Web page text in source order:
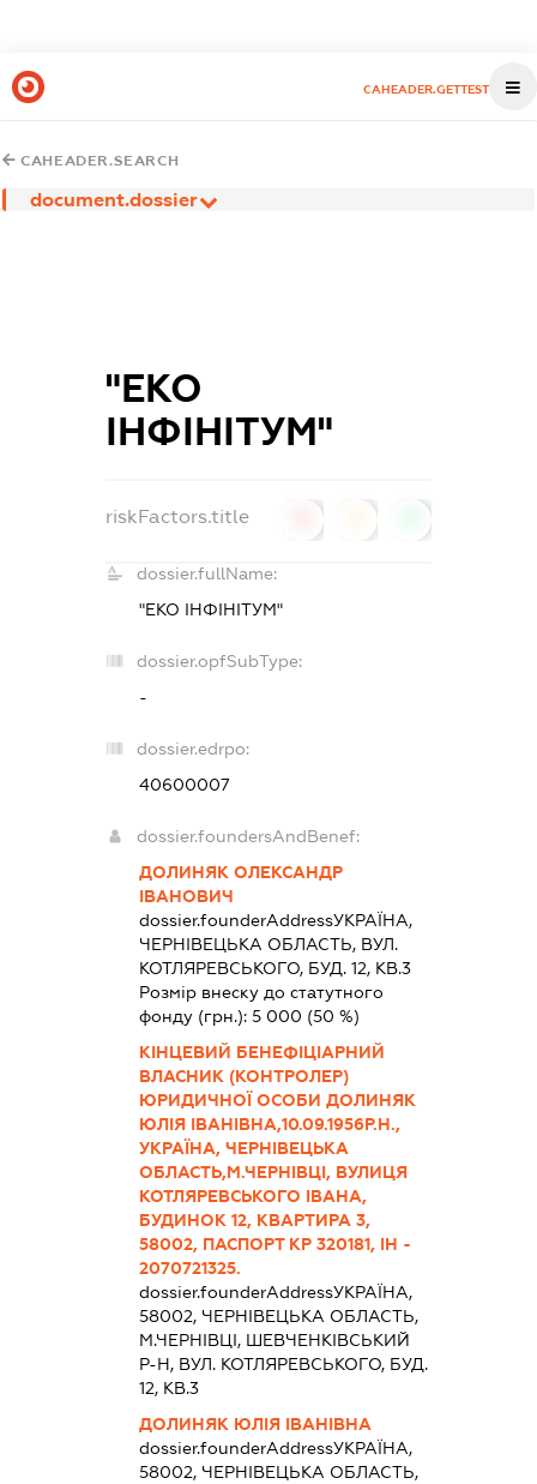
CAHEADER.GETTEST
CAHEADER.SEARCH
document.dossier
"ЕКО
ІНФІНІТУМ"
riskFactors.title
dossier.fullName:
"ЕКО ІНФІНІТУМ"
dossier.opfSubType:
-
dossier.edrpo:
40600007
dossier.foundersAndBenef:
ДОЛИНЯК ОЛЕКСАНДР
ІВАНОВИЧ
dossier.founderAddressУКРАЇНА,
ЧЕРНIВЕЦЬКА ОБЛАСТЬ, ВУЛ.
КОТЛЯРЕВСЬКОГО, БУД. 12, КВ.3
Розмір внеску до статутного
фонду (грн.):5 000 (50 %)
КІНЦЕВИЙ БЕНЕФІЦІАРНИЙ
ВЛАСНИК (КОНТРОЛЕР)
ЮРИДИЧНОЇ ОСОБИ ДОЛИНЯК
ЮЛІЯ ІВАНІВНА,10.09.1956Р.Н.,
УКРАЇНА, ЧЕРНІВЕЦЬКА
ОБЛАСТЬ,М.ЧЕРНІВЦІ, ВУЛИЦЯ
КОТЛЯРЕВСЬКОГО ІВАНА,
БУДИНОК 12, КВАРТИРА 3,
58002, ПАСПОРТ КР 320181, ІН -
2070721325.
dossier.founderAddressУКРАЇНА,
58002, ЧЕРНIВЕЦЬКА ОБЛАСТЬ,
М.ЧЕРНІВЦІ, ШЕВЧЕНКІВСЬКИЙ
Р-Н, ВУЛ. КОТЛЯРЕВСЬКОГО, БУД.
12, КВ.3
ДОЛИНЯК ЮЛІЯ ІВАНІВНА
dossier.founderAddressУКРАЇНА,
58002, ЧЕРНIВЕЦЬКА ОБЛАСТЬ,